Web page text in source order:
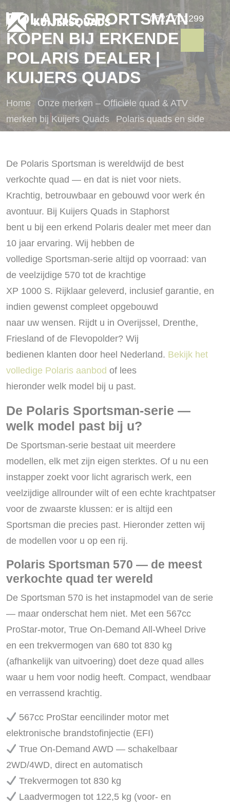
0522 701299
POLARIS SPORTSMAN
KOPEN BIJ ERKENDE
POLARIS DEALER |
KUIJERS QUADS
Home
Onze merken – Officiële quad & ATV
merken bij Kuijers Quads
Polaris quads en side
De Polaris Sportsman is wereldwijd de best
verkochte quad — en dat is niet voor niets.
Krachtig, betrouwbaar en gebouwd voor werk én
avontuur. Bij Kuijers Quads in Staphorst
bent u bij een erkend Polaris dealer met meer dan
10 jaar ervaring. Wij hebben de
volledige Sportsman-serie altijd op voorraad: van
de veelzijdige 570 tot de krachtige
XP 1000 S. Rijklaar geleverd, inclusief garantie, en
indien gewenst compleet opgebouwd
naar uw wensen. Rijdt u in Overijssel, Drenthe,
Friesland of de Flevopolder? Wij
bedienen klanten door heel Nederland. Bekijk het
volledige Polaris aanbod of lees
hieronder welk model bij u past.
De Polaris Sportsman-serie —
welk model past bij u?
De Sportsman-serie bestaat uit meerdere
modellen, elk met zijn eigen sterktes. Of u nu een
instapper zoekt voor licht agrarisch werk, een
veelzijdige allrounder wilt of een echte krachtpatser
voor de zwaarste klussen: er is altijd een
Sportsman die precies past. Hieronder zetten wij
de modellen voor u op een rij.
Polaris Sportsman 570 — de meest
verkochte quad ter wereld
De Sportsman 570 is het instapmodel van de serie
— maar onderschat hem niet. Met een 567cc
ProStar-motor, True On-Demand All-Wheel Drive
en een trekvermogen van 680 tot 830 kg
(afhankelijk van uitvoering) doet deze quad alles
waar u hem voor nodig heeft. Compact, wendbaar
en verrassend krachtig.
567cc ProStar eencilinder motor met
elektronische brandstofinjectie (EFI)
True On-Demand AWD — schakelbaar
2WD/4WD, direct en automatisch
Trekvermogen tot 830 kg
Laadvermogen tot 122,5 kg (voor- en